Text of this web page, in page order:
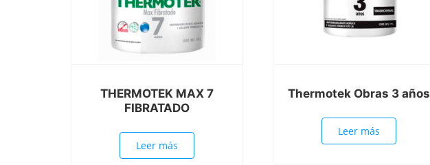
THERMOTEK MAX 7
FIBRATADO
Leer más
Thermotek Obras 3 años
Leer más